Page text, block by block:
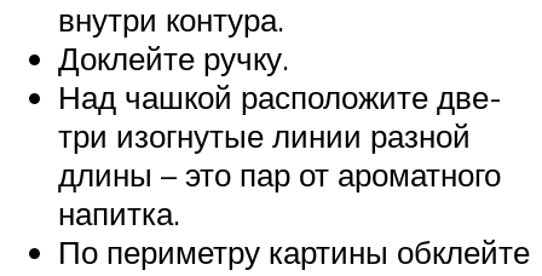
внутри контура.
Доклейте ручку.
Над чашкой расположите две-
три изогнутые линии разной
длины – это пар от ароматного
напитка.
По периметру картины обклейте